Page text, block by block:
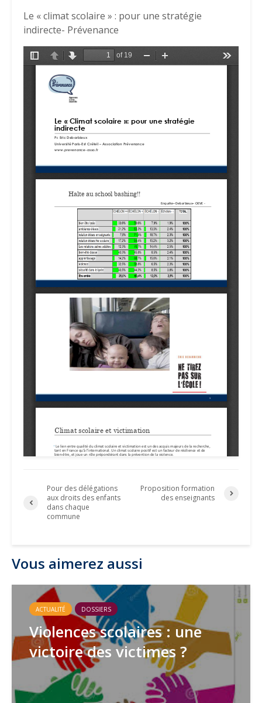
Le « climat scolaire » : pour une stratégie
indirecte- Prévenance
Pour des délégations
aux droits des enfants
dans chaque
commune
Proposition formation
des enseignants
Vous aimerez aussi
ACTUALITÉ DOSSIERS
Violences scolaires : une
victoire des victimes ?